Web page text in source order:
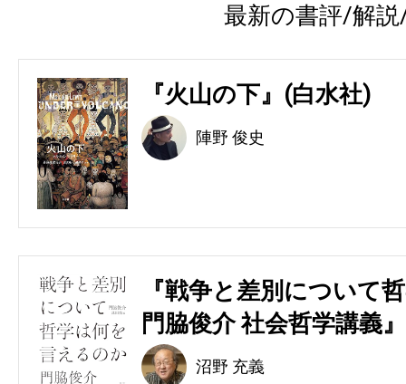
最新の書評/解
『火山の下』(白水社)
陣野 俊史
『戦争と差別について
門脇俊介 社会哲学講義
沼野 充義